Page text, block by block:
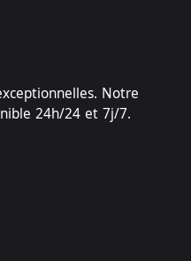
Notre
24h/24 et 7j/7.